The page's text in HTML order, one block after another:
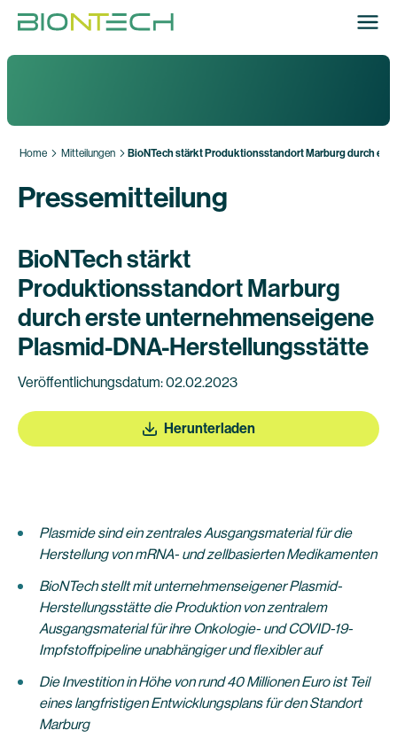
Home Mitteilungen BioNTech stärkt Produktionsstandort Marburg durch
Pressemitteilung
BioNTech stärkt
Produktionsstandort Marburg
durch erste unternehmenseigene
Plasmid-DNA-Herstellungsstätte
Veröffentlichungsdatum: 02.02.2023
Herunterladen
Plasmide sind ein zentrales Ausgangsmaterial für die
Herstellung von mRNA- und zellbasierten Medikamenten
BioNTech stellt mit unternehmenseigener Plasmid-
Herstellungsstätte die Produktion von zentralem
Ausgangsmaterial für ihre Onkologie- und COVID-19-
Impfstoffpipeline unabhängiger und flexibler auf
Die Investition in Höhe von rund 40 Millionen Euro ist Teil
eines langfristigen Entwicklungsplans für den Standort
Marburg